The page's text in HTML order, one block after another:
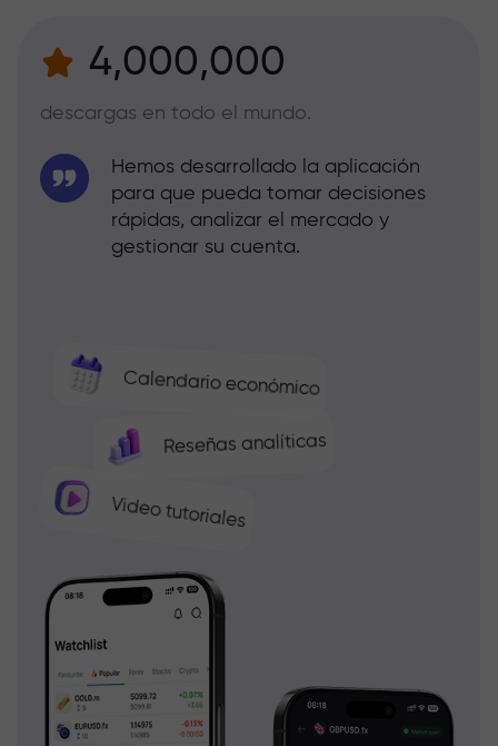
4,000,000
descargas en todo el mundo.
Calendario económico
Reseñas analíticas
Video tutoriales
Hemos desarrollado la aplicación
para que pueda tomar decisiones
rápidas, analizar el mercado y
gestionar su cuenta.